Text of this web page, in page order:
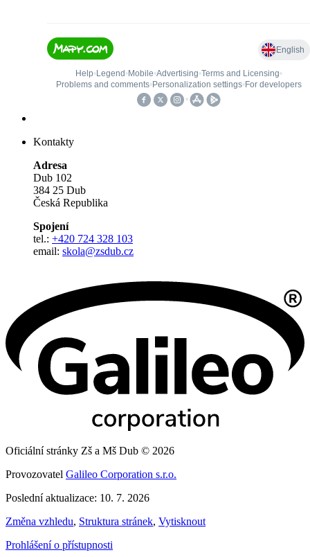
Kontakty
Adresa
Dub 102
384 25 Dub
Česká Republika
Spojení
tel.: +420 724 328 103
email: skola@zsdub.cz
Oficiální stránky Zš a Mš Dub © 2026
Provozovatel Galileo Corporation s.r.o.
Poslední aktualizace: 10. 7. 2026
Změna vzhledu, Struktura stránek, Vytisknout
Prohlášení o přístupnosti